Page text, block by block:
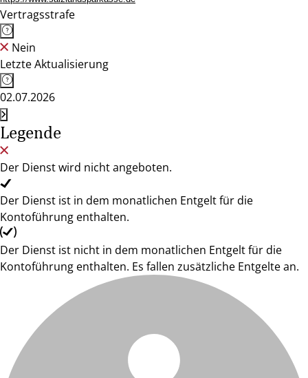
Vertragsstrafe
Nein
Letzte Aktualisierung
02.07.2026
Legende
Der Dienst wird nicht angeboten.
Der Dienst ist in dem monatlichen Entgelt für die
Kontoführung enthalten.
Der Dienst ist nicht in dem monatlichen Entgelt für die
Kontoführung enthalten. Es fallen zusätzliche Entgelte an.